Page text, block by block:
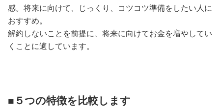
感。将来に向けて、じっくり、コツコツ準備をしたい人に
おすすめ。
解約しないことを前提に、将来に向けてお金を増やしてい
くことに適しています。
■５つの特徴を比較します